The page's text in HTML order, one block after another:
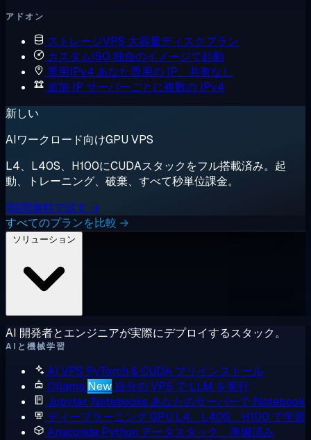
アドオン
ストレージVPS 大容量ディスクプラン
カスタムISO 独自のイメージで起動
専用IPv4 あなた専用の IP、共有なし
追加 IP サーバーごとに複数の IPv4
新しい
AIワークロード向けGPU VPS
L4、L40S、H100にCUDAスタックをフル搭載済み。起
動、トレーニング、破棄、すべて秒単位課金。
1時間無料で試す →
すべてのプランを比較 →
AI 開発者とエンジニアが実際にデプロイするスタック。
AIと機械学習
AI VPS PyTorch & CUDA プリインストール
Ollama New 自分の VPS で LLM を実行
Jupyter Notebooks あなたのサーバーで Notebook
ディープラーニング GPU L4、L40S、H100 で学習
Anaconda Python データスタック、準備済み